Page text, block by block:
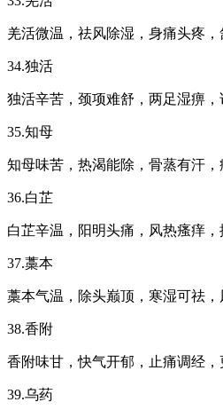
羌活微温，祛风除湿，身痛头疼，
34.独活
独活辛苦，颈项难舒，两足湿痹，
35.知母
知母味苦，热渴能除，骨蒸有汗，
36.白芷
白芷辛温，阳明头痛，风热瘙痒，
37.藁本
藁本气温，除头巅顶，寒湿可祛，
38.香附
香附味甘，快气开郁，止痛调经，
39.乌药